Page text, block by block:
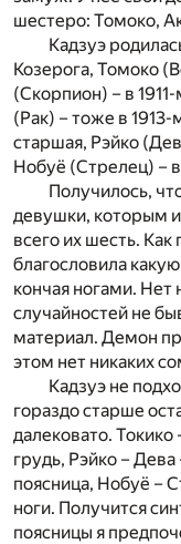
шестеро: Томоко,
Кадзуэ
Козерога, Томоко
(Скорпион) – в
(Рак) – тоже в 1913-
старшая, Рэйко
Нобуё (Стрелец) –
Получилось,
девушки, которым
всего их шесть. Как
благословила
кончая ногами. Нет
случайностей не
материал. Демон
этом нет никаких
Кадзуэ не
гораздо старше
далековато.
грудь, Рэйко –
поясница, Нобуё –
ноги. Получится
поясницы я